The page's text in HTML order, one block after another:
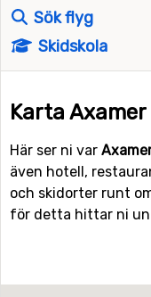
Sök flyg
Skidskola
Karta
Här ser ni var
även hotell,
och skidorter runt
för detta hittar ni